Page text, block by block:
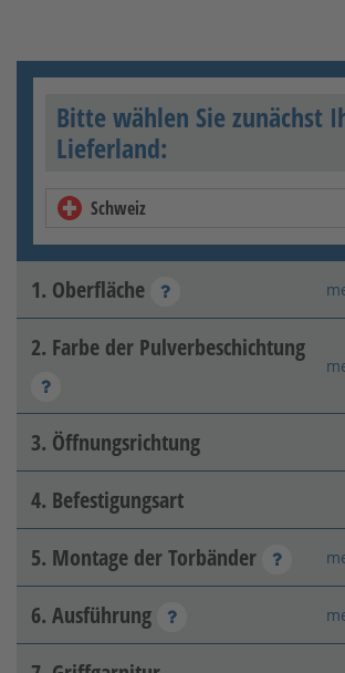
Bitte wählen Sie zunächst
Lieferland:
Schweiz
1. Oberfläche
Feuerverzinkt
Feuerverzinkt +
2. Farbe der Pulverbeschichtung
RAL 7016
3. Öffnungsrichtung
4. Befestigungsart
Pfeiler-Pfeiler
5. Montage der Torbänder
Seitlich mit
6. Ausführung